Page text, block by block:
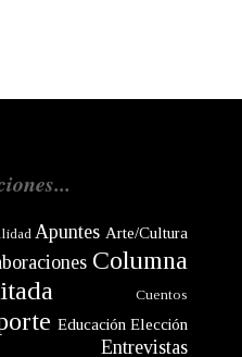
Apuntes Arte/Cultura
Columna
Cuentos
Educación Elección
Entrevistas